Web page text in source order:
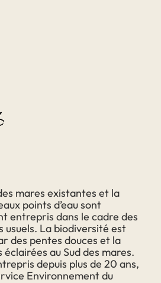
mares existantes et la
points d’eau sont
entrepris dans le cadre des
usuels. La biodiversité est
des pentes douces et la
au Sud des mares.
depuis plus de 20 ans,
Environnement du